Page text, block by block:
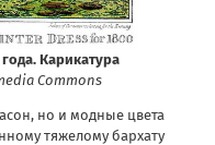
Карикатура
Commons
но и модные цвета
тяжелому бархату